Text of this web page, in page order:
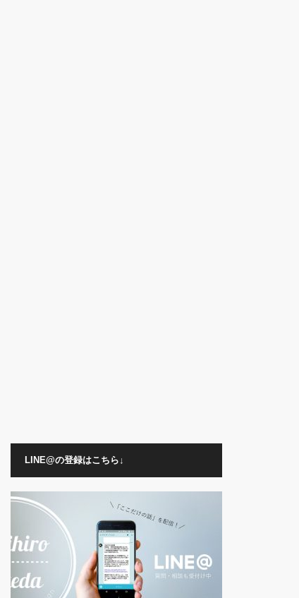
LINE@の登録はこちら↓